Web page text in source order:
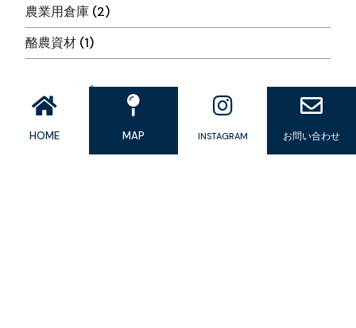
農業用倉庫 (2)
酪農資材 (1)
アーカイブ
2026年5月
HOME MAP INSTAGRAM お問い合わせ